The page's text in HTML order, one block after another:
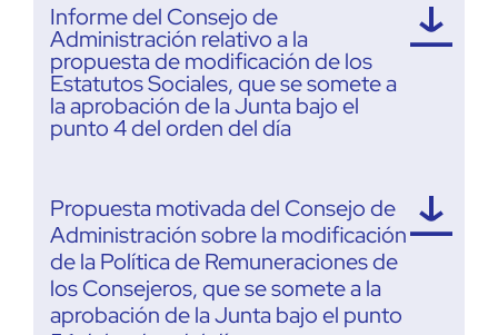
Informe del Consejo de
Administración relativo a la
propuesta de modificación de los
Estatutos Sociales, que se somete a
la aprobación de la Junta bajo el
punto 4 del orden del día
Propuesta motivada del Consejo de
Administración sobre la modificación
de la Política de Remuneraciones de
los Consejeros, que se somete a la
aprobación de la Junta bajo el punto